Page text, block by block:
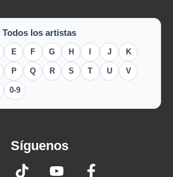
Todos los artistas
E F G H J K
P Q R S T U V
0-9
Síguenos